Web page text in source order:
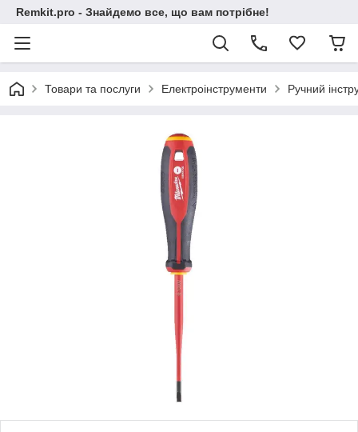
Remkit.pro - Знайдемо все, що вам потрібне!
Товари та послуги Електроінструменти Ручний